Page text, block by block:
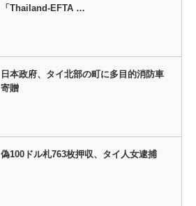
「Thailand-EFTA …
日本政府、タイ北部の町に多目的消防車
寄贈
偽100ドル札763枚押収、タイ人女逮捕